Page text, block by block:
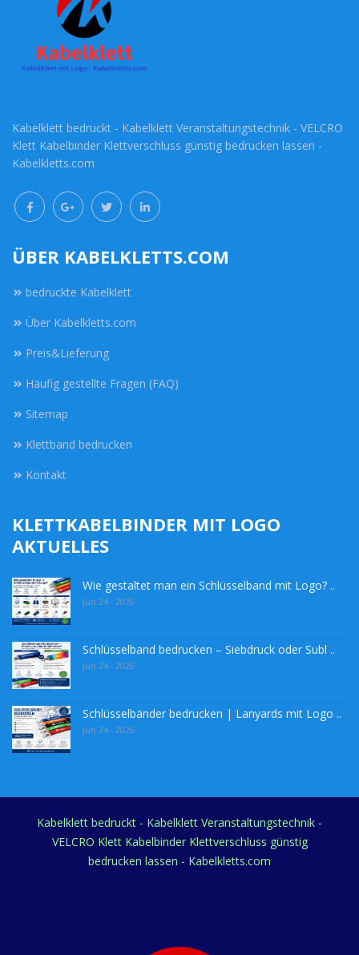
Kabelklett bedruckt - Kabelklett Veranstaltungstechnik - VELCRO
Klett Kabelbinder Klettverschluss günstig bedrucken lassen -
Kabelkletts.com
ÜBER KABELKLETTS.COM
bedruckte Kabelklett
Über Kabelkletts.com
Preis&Lieferung
Häufig gestellte Fragen (FAQ)
Sitemap
Klettband bedrucken
Kontakt
KLETTKABELBINDER MIT LOGO
AKTUELLES
Wie gestaltet man ein Schlüsselband mit Logo? ..
Jun 24 - 2026
Schlüsselband bedrucken – Siebdruck oder Subl ..
Jun 24 - 2026
Schlüsselbänder bedrucken | Lanyards mit Logo ..
Jun 24 - 2026
Kabelklett bedruckt - Kabelklett Veranstaltungstechnik -
VELCRO Klett Kabelbinder Klettverschluss günstig
bedrucken lassen - Kabelkletts.com